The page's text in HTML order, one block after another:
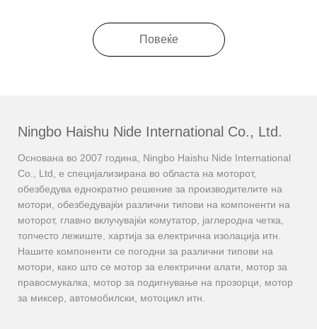
Повеќе
Ningbo Haishu Nide International Co., Ltd.
Основана во 2007 година, Ningbo Haishu Nide International
Co., Ltd, е специјализирана во областа на моторот,
обезбедува еднократно решение за производителите на
мотори, обезбедувајќи различни типови на компоненти на
моторот, главно вклучувајќи комутатор, јаглеродна четка,
топчесто лежиште, хартија за електрична изолација итн.
Нашите компоненти се погодни за различни типови на
мотори, како што се мотор за електрични алати, мотор за
правосмукалка, мотор за подигнување на прозорци, мотор
за миксер, автомобилски, мотоцикл итн.